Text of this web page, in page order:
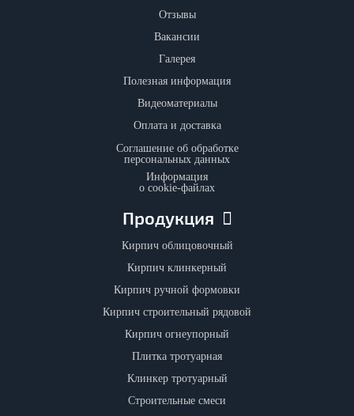
Отзывы
Вакансии
Галерея
Полезная информация
Видеоматериалы
Оплата и доставка
Соглашение об обработке
персональных данных
Информация
о cookie-файлах
Продукция
Кирпич облицовочный
Кирпич клинкерный
Кирпич ручной формовки
Кирпич строительный рядовой
Кирпич огнеупорный
Плитка тротуарная
Клинкер тротуарный
Строительные смеси